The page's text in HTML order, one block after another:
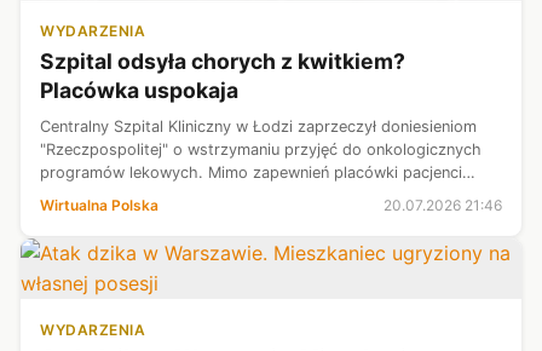
WYDARZENIA
Szpital odsyła chorych z kwitkiem?
Placówka uspokaja
Centralny Szpital Kliniczny w Łodzi zaprzeczył doniesieniom
"Rzeczpospolitej" o wstrzymaniu przyjęć do onkologicznych
programów lekowych. Mimo zapewnień placówki pacjenci
otrzymują jednak informacje o braku finansowania i terminach
Wirtualna Polska 20.07.2026 21:46
WYDARZENIA